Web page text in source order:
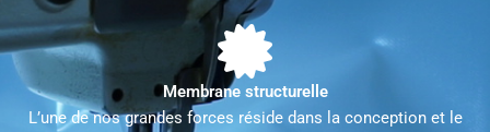
Membrane structurelle
L’une de nos grandes forces réside dans la conception et le